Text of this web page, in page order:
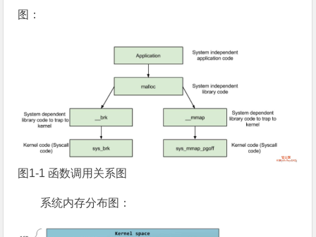
图：
图1-1 函数调用关系图
系统内存分布图：